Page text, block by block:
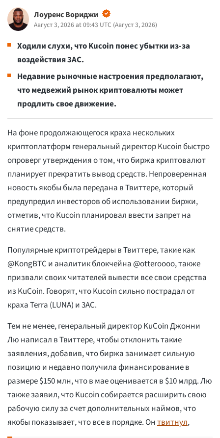
Лоуренс Вориджи
Август 3, 2026 at 09:43 UTC (Август 3, 2026)
Ходили слухи, что Kucoin понес убытки из-за
воздействия 3AC.
Недавние рыночные настроения предполагают,
что медвежий рынок криптовалюты может
продлить свое движение.
На фоне продолжающегося краха нескольких
криптоплатформ генеральный директор Kucoin быстро
опроверг утверждения о том, что биржа криптовалют
планирует прекратить вывод средств. Непроверенная
новость якобы была передана в Твиттере, который
предупредил инвесторов об использовании биржи,
отметив, что Kucoin планировал ввести запрет на
снятие средств.
Популярные криптотрейдеры в Твиттере, такие как
@KongBTC и аналитик блокчейна @otteroooo, также
призвали своих читателей вывести все свои средства
из KuCoin. Говорят, что Kucoin сильно пострадал от
краха Terra (LUNA) и 3AC.
Тем не менее, генеральный директор KuCoin Джонни
Лю написал в Твиттере, чтобы отклонить такие
заявления, добавив, что биржа занимает сильную
позицию и недавно получила финансирование в
размере $150 млн, что в мае оценивается в $10 млрд. Лю
также заявил, что Kucoin собирается расширить свою
рабочую силу за счет дополнительных наймов, что
якобы показывает, что все в порядке. Онтвитнул,